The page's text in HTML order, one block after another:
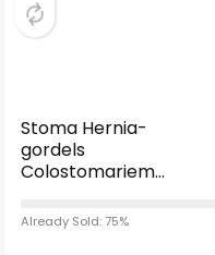
Stoma Hernia-
gordels
Colostomariem
Elastische
herniaband
Already Sold: 75%